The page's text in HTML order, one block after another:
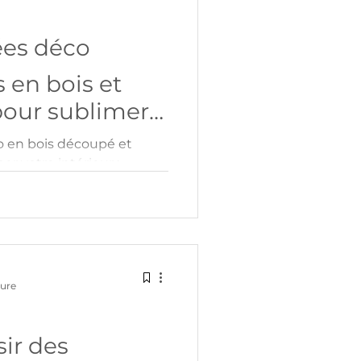
déco
en bois et
sublimer
en bois découpé et
votre intérieur :
en boutique, d’autres
authenticité et
des